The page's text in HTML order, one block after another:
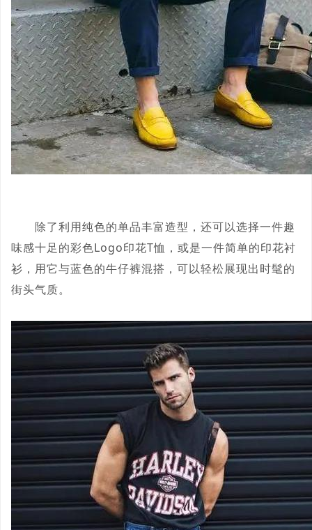
除了利用纯色的单品丰富造型，还可以选择一件趣
味感十足的彩色Logo印花T恤，或是一件简单的印花衬
衫，用它与蓝色的牛仔裤混搭，可以轻松展现出时髦的
街头气质。